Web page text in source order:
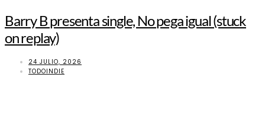
Barry B presenta single, No pega igual (stuck
on replay)
24 JULIO, 2026
TODOINDIE